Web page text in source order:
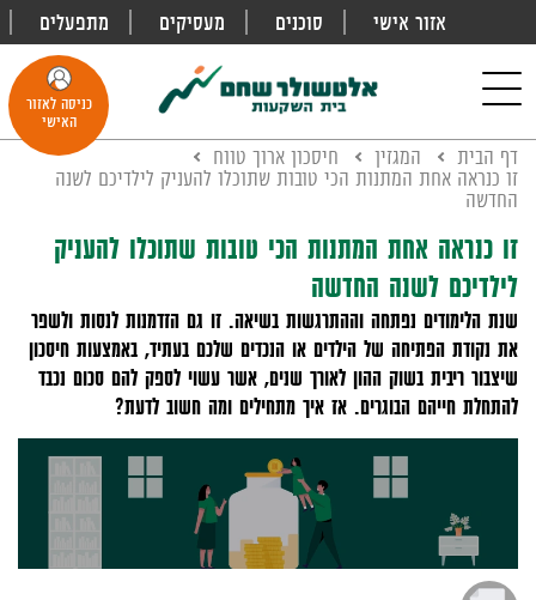
אזור אישי סוכנים מעסיקים מתפעלים
navigation
כניסה לאזור
האישי
דף הבית המגזין
חיסכון ארוך טווח
זו כנראה אחת המתנות הכי טובות שתוכלו להעניק לילדיכם לשנה
החדשה
זו כנראה אחת המתנות הכי טובות שתוכלו להעניק
לילדיכם לשנה החדשה
שנת הלימודים נפתחה וההתרגשות בשיאה. זו גם הזדמנות לנסות ולשפר
את נקודת הפתיחה של הילדים או הנכדים שלכם בעתיד, באמצעות חיסכון
שיצבור ריבית בשוק ההון לאורך שנים, אשר עשוי לספק להם סכום נכבד
להתחלת חייהם הבוגרים. אז איך מתחילים ומה חשוב לדעת?